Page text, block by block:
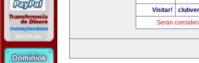
Visitar!
Serán